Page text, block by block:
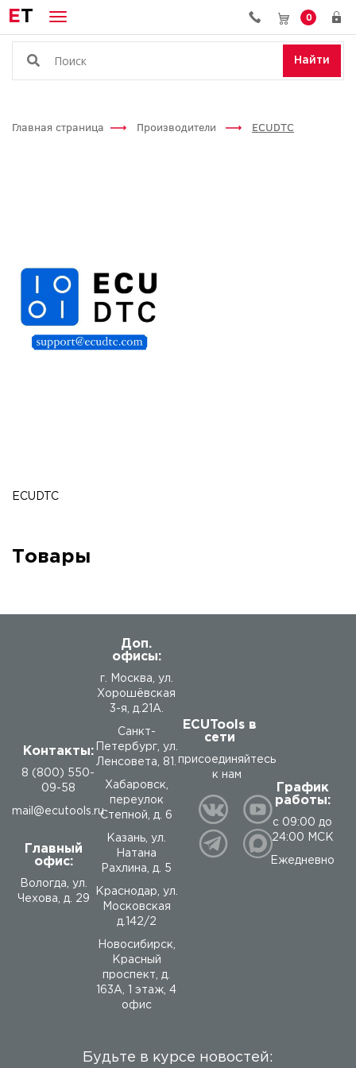
ET 0
Найти
Главная страница Производители ECUDTC
ECUDTC
Товары
Контакты:
8 (800) 550-
09-58
mail@ecutools.ru
Главный
офис:
Вологда
ул.
Чехова, д. 29
Доп.
офисы:
г. Москва, ул.
Хорошёвская
3-я, д.21А.
Санкт-
Петербург, ул.
Ленсовета, 81.
Хабаровск,
переулок
Степной, д. 6
Казань, ул.
Натана
Рахлина, д. 5
Краснодар, ул.
Московская
д.142/2
Новосибирск,
Красный
проспект, д.
163А, 1 этаж, 4
офис
ECUTools в
сети
присоединяйтесь
к нам
График
работы:
с 09:00 до
24:00 МСК
Ежедневно
Будьте в курсе новостей: